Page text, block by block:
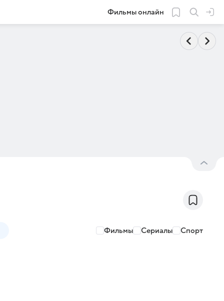
Фильмы онлайн
Фильмы Сериалы Спорт